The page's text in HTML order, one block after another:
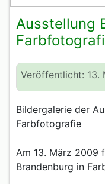
Ausstellung
Veröffentlicht: 13.
Bildergalerie der
Farbfotografie
Am 13. März 2009
Brandenburg in